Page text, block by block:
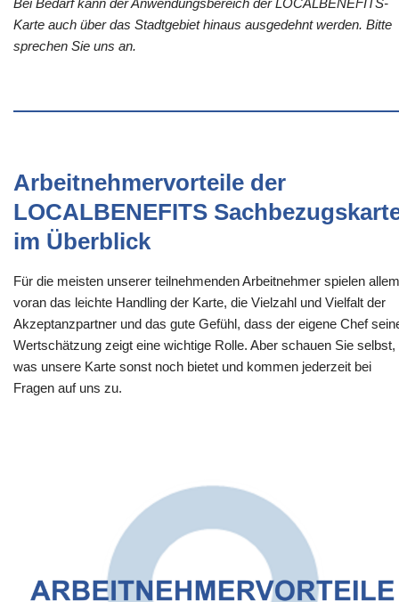
Karte auch über das Stadtgebiet hinaus ausgedehnt werden. Bitte
sprechen Sie uns an.
Arbeitnehmervorteile der
LOCALBENEFITS
im Überblick
Für die meisten unserer teilnehmenden Arbeitnehmer spielen allem
voran das leichte Handling der Karte, die Vielzahl und Vielfalt der
Akzeptanzpartner und das gute Gefühl, dass der eigene Chef
Wertschätzung zeigt eine wichtige Rolle. Aber schauen Sie selbst,
was unsere Karte sonst noch bietet und kommen jederzeit bei
Fragen auf uns zu.